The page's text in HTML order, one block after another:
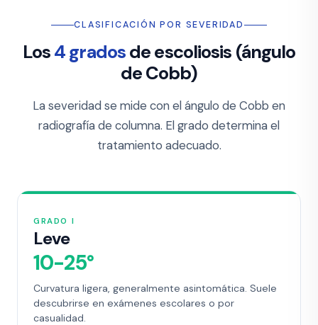
CLASIFICACIÓN POR SEVERIDAD
Los4 gradosde escoliosis (ángulo
de Cobb)
La severidad se mide con el ángulo de Cobb en
radiografía de columna. El grado determina el
tratamiento adecuado.
GRADO I
Leve
10-25°
Curvatura ligera, generalmente asintomática. Suele
descubrirse en exámenes escolares o por
casualidad.